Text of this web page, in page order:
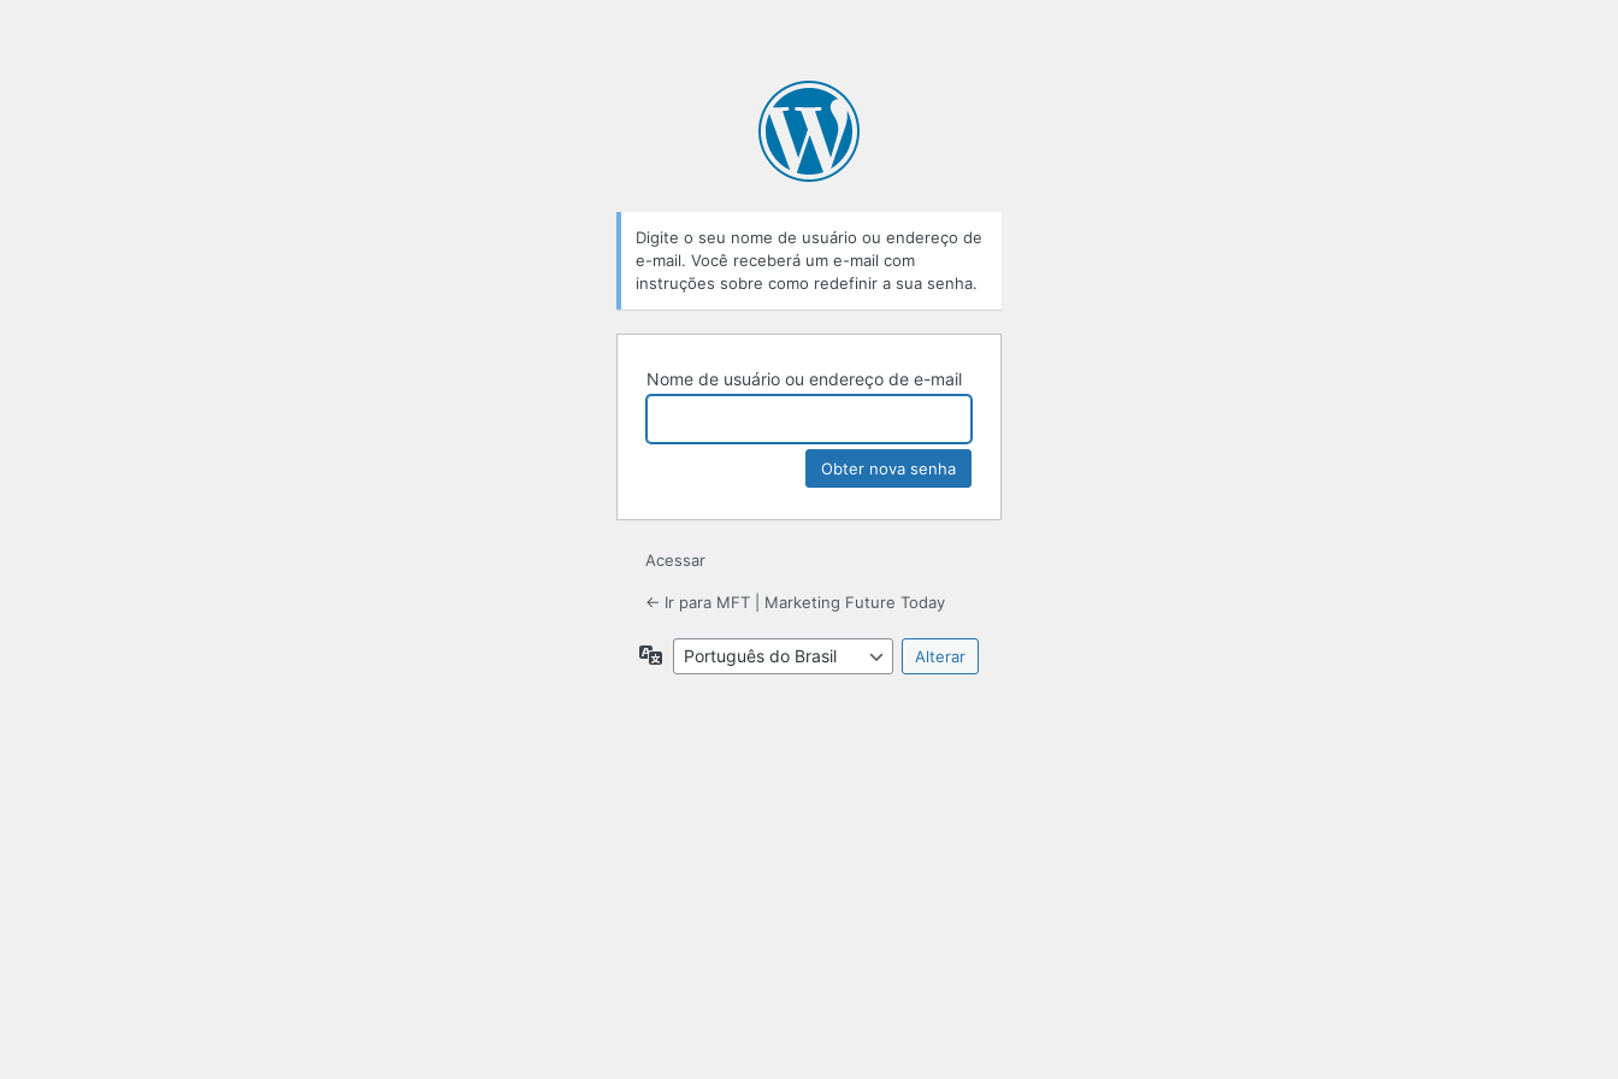
Digite o seu nome de usuário ou endereço de
e-mail. Você receberá um e-mail com
instruções sobre como redefinir a sua senha.
Nome de usuário ou endereço de e-mail
Acessar
← Ir para MFT | Marketing Future Today
Idioma